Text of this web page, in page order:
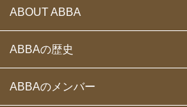
ABOUT ABBA
ABBAの歴史
ABBAのメンバー